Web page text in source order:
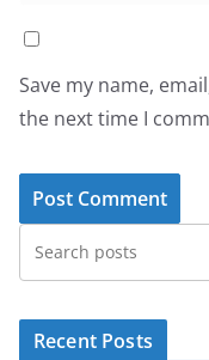
Save my name,
the next time I
Recent Posts